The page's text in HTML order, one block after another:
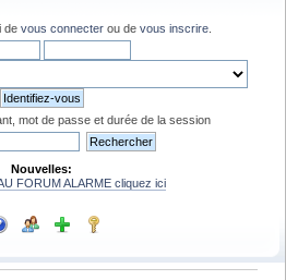
de vous connecter ou de vous inscrire
mot de passe et durée de la session
Nouvelles:
FORUM ALARME cliquez ici